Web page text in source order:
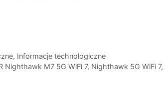
, Informacje technologiczne
Nighthawk M7 5G WiFi 7, Nighthawk 5G WiFi 7,